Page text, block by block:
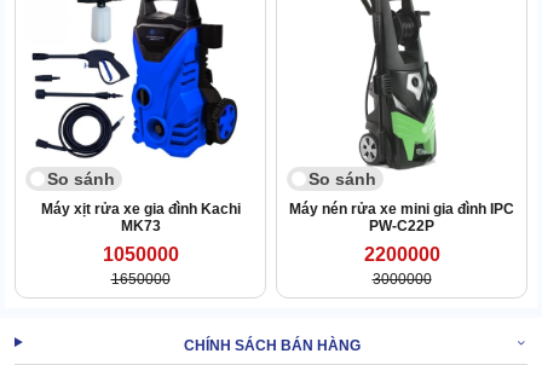
So sánh
Máy xịt rửa xe gia đình Kachi
MK73
1050000
1650000
So sánh
Máy nén rửa xe mini gia đình IPC
PW-C22P
2200000
3000000
CHÍNH SÁCH BÁN HÀNG